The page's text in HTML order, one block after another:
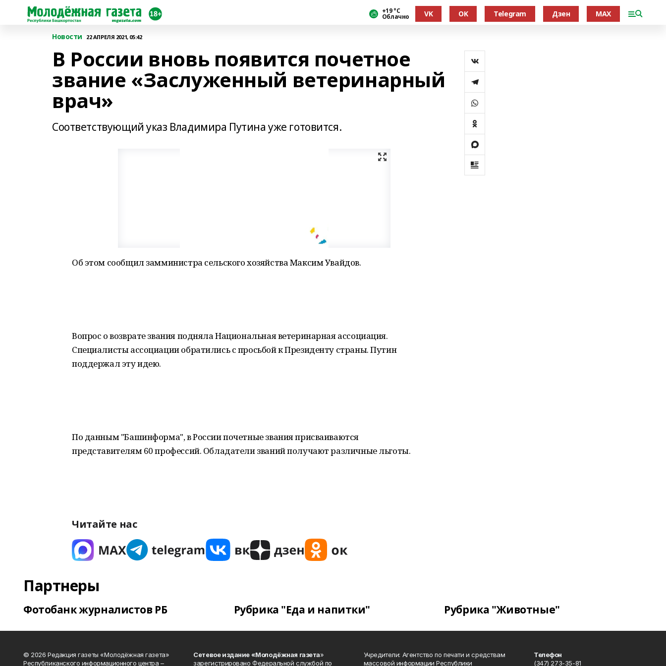
+19 °С
Облачно VK OK Telegram Дзен MAX
Новости 22 АПРЕЛЯ 2021, 05:42
В России вновь появится почетное
звание «Заслуженный ветеринарный
врач»
Соответствующий указ Владимира Путина уже готовится.
Об этом сообщил замминистра сельского хозяйства Максим Увайдов.
Вопрос о возврате звания подняла Национальная ветеринарная ассоциация.
Специалисты ассоциации обратились с просьбой к Президенту страны. Путин
поддержал эту идею.
По данным "Башинформа", в России почетные звания присваиваются
представителям 60 профессий. Обладатели званий получают различные льготы.
Читайте нас
Партнеры
Фотобанк журналистов РБ Рубрика "Еда и напитки" Рубрика "Животные"
© 2026 Редакция газеты «Молодёжная газета»
Республиканского информационного центра –
Сетевое издание «Молодёжная газета»
зарегистрировано Федеральной службой по
Учредители: Агентство по печати и средствам
массовой информации Республики
Телефон
(347) 273-35-81